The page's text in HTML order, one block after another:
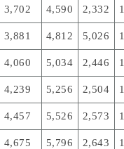
3,702 4,590 2,332
3,881 4,812 5,026
4,060 5,034 2,446
4,239 5,256 2,504
4,457 5,526 2,573
4,675 5,796 2,643